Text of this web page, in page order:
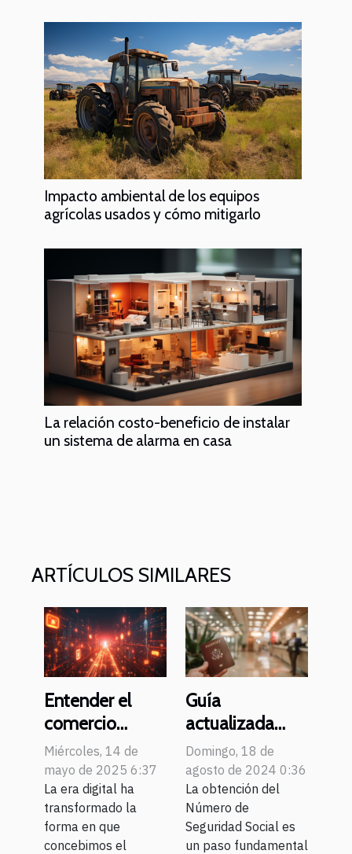
Impacto ambiental de los equipos
agrícolas usados y cómo mitigarlo
La relación costo-beneficio de instalar
un sistema de alarma en casa
ARTÍCULOS SIMILARES
Entender el
comercio
electrónico y su
creciente rol en
la economía
global
Miércoles, 14 de
mayo de 2025 6:37
La era digital ha
transformado la
forma en que
concebimos el
Guía
actualizada
para tramitar el
Número de
Seguridad
Social en
Portugal
Domingo, 18 de
agosto de 2024 0:36
La obtención del
Número de
Seguridad Social es
un paso fundamental